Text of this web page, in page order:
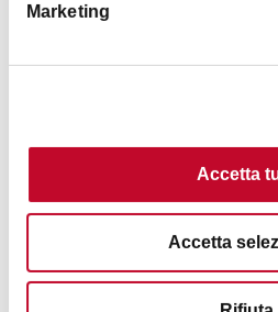
Marketing
Accetta
Accetta
Caffetteria Bolognese